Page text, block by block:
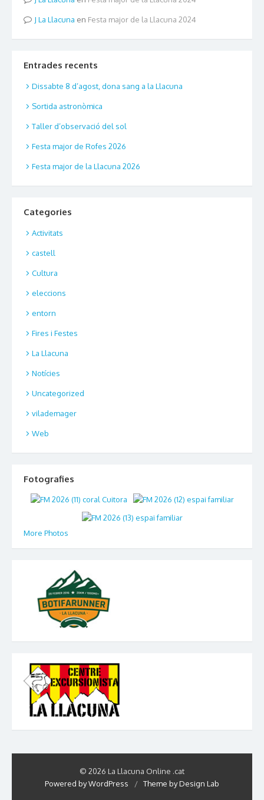
La Llacuna en Festa major de la Llacuna 2024
Entrades recents
Dissabte 8 d’agost, dona sang a la Llacuna
Sortida astronòmica
Taller d’observació del sol
Festa major de Rofes 2026
Festa major de la Llacuna 2026
Categories
Activitats
castell
Cultura
eleccions
entorn
Fires i Festes
La Llacuna
Notícies
Uncategorized
vilademager
Web
Fotografies
More Photos
© 2026 La Llacuna Online .cat
Powered by WordPress
/ Theme by Design Lab